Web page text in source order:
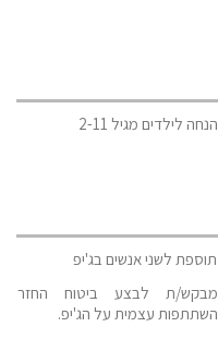
הנחה לילדים מגיל 2-11
תוספת לשני אנשים בג'יפ
מבקש/ת לבצע ביטוח החזר
השתתפות עצמית על הג'יפ.